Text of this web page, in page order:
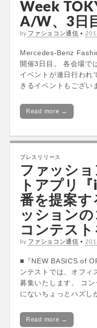
Week
A/W、3日
by ファショコン通信 •
Mercedes-Benz
開催3日目。 各会場で
イベントが連日行われ
きるイベントもござい
Read more →
プレスリリース
ファッシ
トアプリ
番を提案
ッション
コンテス
by ファショコン通信 •
■『NEW BASICS of
ンテストでは、オフィ
募集いたします。 コ
にないちょっとハズ
Read more →